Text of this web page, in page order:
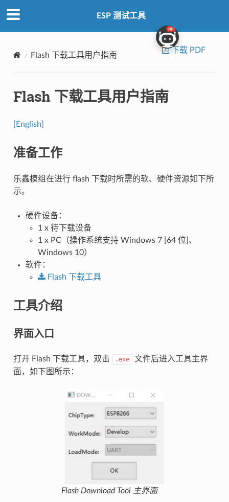
ESP 测试工具
Flash 下载工具用户指南
下载 PDF
Flash 下载工具用户指南
[English]
准备工作
乐鑫模组在进行 flash 下载时所需的软、硬件资源如下所
示。
硬件设备：
1 x 待下载设备
1 x PC（操作系统支持 Windows 7 [64 位]、
Windows 10）
软件：
Flash
下载工具
工具介绍
界面入口
打开 Flash 下载工具，双击 .exe
文件后进入工具主界
面，如下图所示：
Flash Download Tool 主界面